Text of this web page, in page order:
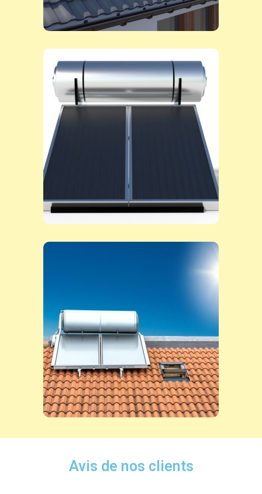
Avis de nos clients